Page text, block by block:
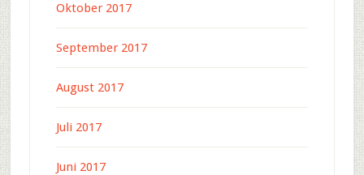
Oktober 2017
September 2017
August 2017
Juli 2017
Juni 2017